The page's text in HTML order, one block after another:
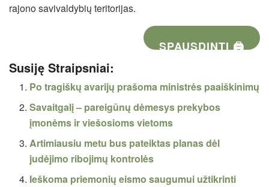
rajono savivaldybių teritorijas.
SPAUSDINTI 🖨
Susiję Straipsniai:
Po tragiškų avarijų prašoma ministrės paaiškinimų
Savaitgalį – pareigūnų dėmesys prekybos
įmonėms ir viešosioms vietoms
Artimiausiu metu bus pateiktas planas dėl
judėjimo ribojimų kontrolės
Ieškoma priemonių eismo saugumui užtikrinti